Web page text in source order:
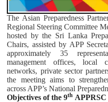
The Asian Preparedness
Regional Steering Committee
hosted by the Sri Lanka
Chairs, assisted by APP
approximately 35
management offices, local
networks, private sector
the meeting aims to
across APP’s National
Objectives of the 9th APPRSC